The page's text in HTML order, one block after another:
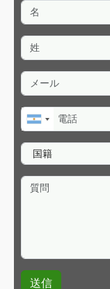
名
姓
メール
電話
国籍
質問